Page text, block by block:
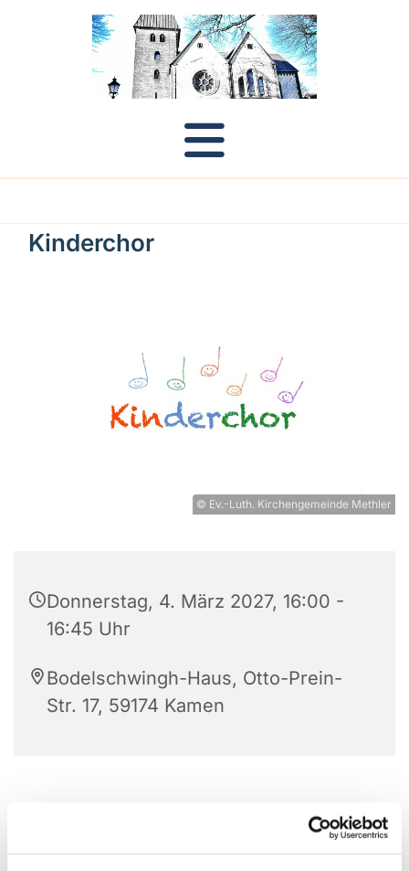
Kinderchor
© Ev.-Luth. Kirchengemeinde Methler
Donnerstag, 4. März 2027, 16:00 -
16:45 Uhr
Bodelschwingh-Haus, Otto-Prein-
Str. 17, 59174 Kamen